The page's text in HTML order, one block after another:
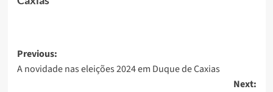
Post
navigation
Previous:
A novidade nas eleições 2024 em Duque de Caxias
Next: